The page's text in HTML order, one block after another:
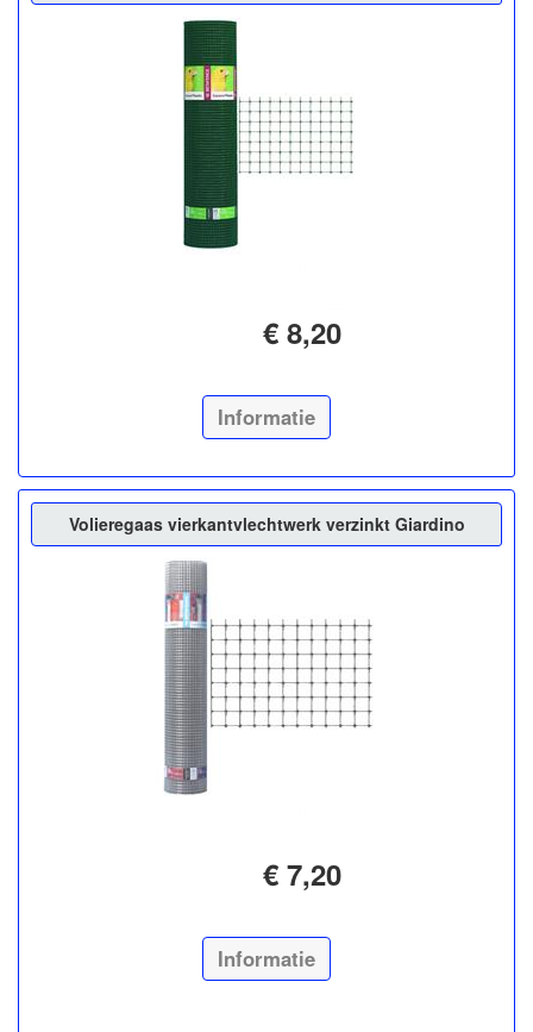
€ 8,20
Informatie
Volieregaas vierkantvlechtwerk verzinkt Giardino
€ 7,20
Informatie